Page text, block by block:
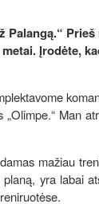
Įrodėte,
Man
mažiau
yra labai